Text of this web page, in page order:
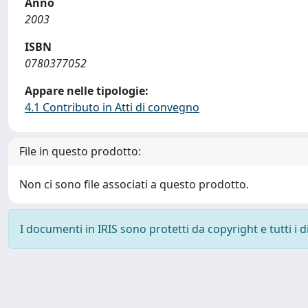
2003
ISBN
0780377052
Appare nelle tipologie:
4.1 Contributo in Atti di convegno
File in questo prodotto:
Non ci sono file associati a questo prodotto.
I documenti in IRIS sono protetti da copyright e tutti i